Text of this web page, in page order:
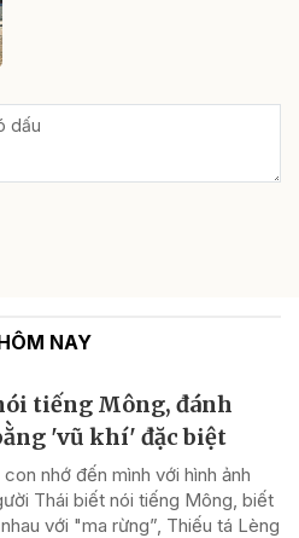
NAY
tiếng Mông, đánh
'vũ khí' đặc biệt
nhớ đến mình với hình ảnh
Thái biết nói tiếng Mông, biết
với "ma rừng”, Thiếu tá Lèng